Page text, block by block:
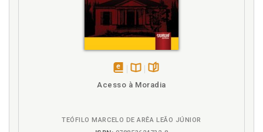
Flexibilidade organizacional da escola indígena, p. 61
Hermenêutica dos direitos indígenas, p. 77
Histórico normativo da educação indígenano Brasil,
Indígena. Acesso e permanência do aluno indígena,
disponível
Disponível
páginas
Acesso à Moradia
TEÓFILO MARCELO DE ARÊA LEÃO JÚNIOR